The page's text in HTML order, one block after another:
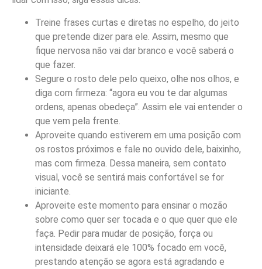
Treine frases curtas e diretas no espelho, do jeito
que pretende dizer para ele. Assim, mesmo que
fique nervosa não vai dar branco e você saberá o
que fazer.
Segure o rosto dele pelo queixo, olhe nos olhos, e
diga com firmeza: “agora eu vou te dar algumas
ordens, apenas obedeça”. Assim ele vai entender o
que vem pela frente.
Aproveite quando estiverem em uma posição com
os rostos próximos e fale no ouvido dele, baixinho,
mas com firmeza. Dessa maneira, sem contato
visual, você se sentirá mais confortável se for
iniciante.
Aproveite este momento para ensinar o mozão
sobre como quer ser tocada e o que quer que ele
faça. Pedir para mudar de posição, força ou
intensidade deixará ele 100% focado em você,
prestando atenção se agora está agradando e